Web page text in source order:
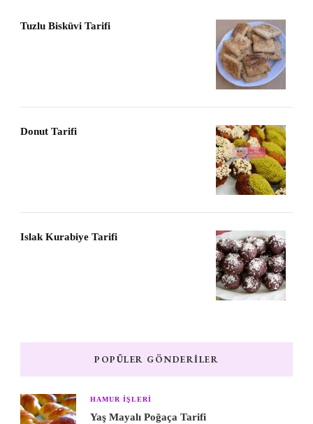
Tuzlu Bisküvi Tarifi
Donut Tarifi
Islak Kurabiye Tarifi
POPÜLER GÖNDERILER
HAMUR IŞLERI
Yaş Mayalı Poğaça Tarifi